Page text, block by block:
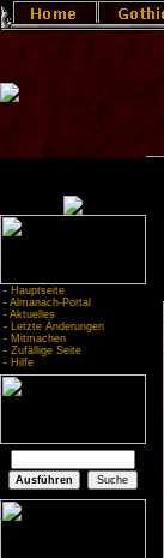
- Hauptseite
- Almanach-Portal
- Aktuelles
- Letzte Änderungen
- Mitmachen
- Zufällige Seite
- Hilfe